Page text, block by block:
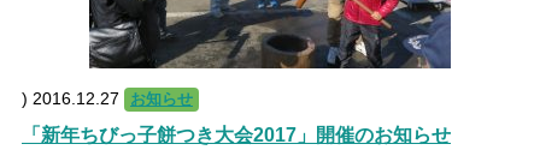
) 2016.12.27 お知らせ
「新年ちびっ子餅つき大会2017」開催のお知らせ